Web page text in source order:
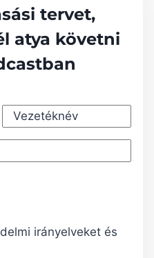
tervet,
atya követni
Vezetéknév
irányelveket és